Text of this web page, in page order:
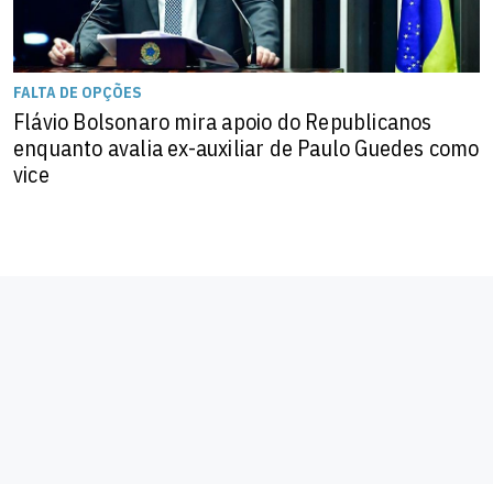
FALTA DE OPÇÕES
Flávio Bolsonaro mira apoio do Republicanos
enquanto avalia ex-auxiliar de Paulo Guedes como
vice